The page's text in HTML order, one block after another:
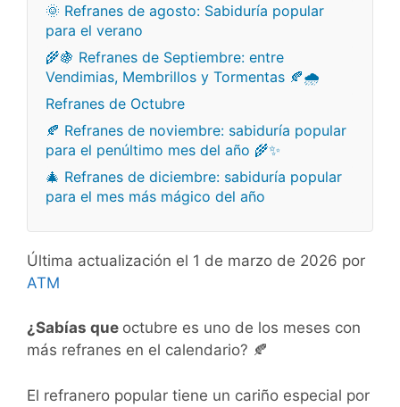
🌞 Refranes de agosto: Sabiduría popular
para el verano
🌾🍇 Refranes de Septiembre: entre
Vendimias, Membrillos y Tormentas 🍂🌧️
Refranes de Octubre
🍂 Refranes de noviembre: sabiduría popular
para el penúltimo mes del año 🌾✨
🎄 Refranes de diciembre: sabiduría popular
para el mes más mágico del año
Última actualización el 1 de marzo de 2026 por
ATM
¿Sabías que octubre es uno de los meses con
más refranes en el calendario? 🍂
El refranero popular tiene un cariño especial por